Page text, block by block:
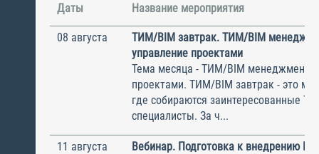
Даты Название мероприятия
08 августа
ТИМ/BIM завтрак. ТИМ/BIM
управление проектами
Тема месяца - ТИМ/BIM менеджмент и
проектами. ТИМ/BIM завтрак - это
где собираются заинтересованные
специалисты. За ч...
11 августа
Вебинар. Подготовка к внедрению